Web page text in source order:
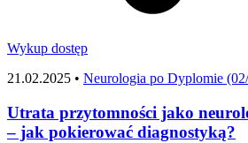
Wykup dostęp
21.02.2025 • Neurologia po Dyplomie
Utrata przytomności jako
– jak pokierować diagnostyką?